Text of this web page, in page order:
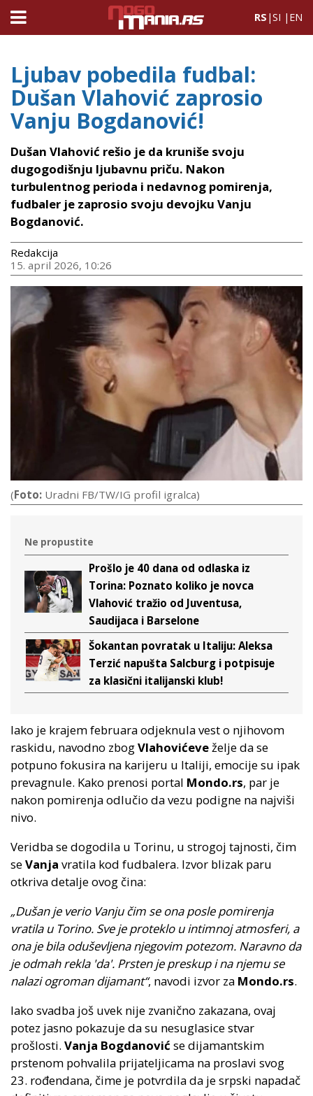
RS |SI | EN
Ljubav pobedila fudbal:
Dušan Vlahović zaprosio
Vanju Bogdanović!
Dušan Vlahović rešio je da kruniše svoju
dugogodišnju ljubavnu priču. Nakon
turbulentnog perioda i nedavnog pomirenja,
fudbaler je zaprosio svoju devojku Vanju
Bogdanović.
Redakcija
15. april 2026, 10:26
(Foto: Uradni FB/TW/IG profil igralca)
Ne propustite
Prošlo je 40 dana od odlaska iz
Torina: Poznato koliko je novca
Vlahović tražio od Juventusa,
Saudijaca i Barselone
Šokantan povratak u Italiju: Aleksa
Terzić napušta Salcburg i potpisuje
za klasični italijanski klub!
Iako je krajem februara odjeknula vest o njihovom
raskidu, navodno zbogVlahovićeveželje da se
potpuno fokusira na karijeru u Italiji, emocije su ipak
prevagnule. Kako prenosi portal Mondo.rs, par je
nakon pomirenja odlučio da vezu podigne na najviši
nivo.
Veridba se dogodila u Torinu, u strogoj tajnosti, čim
seVanja vratila kod fudbalera. Izvor blizak paru
otkriva detalje ovog čina:
„Dušan je verio Vanju čim se ona posle pomirenja
vratila u Torino. Sve je proteklo u intimnoj atmosferi, a
ona je bila oduševljena njegovim potezom. Naravno da
je odmah rekla 'da'. Prsten je preskup i na njemu se
nalazi ogroman dijamant“, navodi izvor za Mondo.rs.
Iako svadba još uvek nije zvanično zakazana, ovaj
potez jasno pokazuje da su nesuglasice stvar
prošlosti. Vanja Bogdanović se dijamantskim
prstenom pohvalila prijateljicama na proslavi svog
23. rođendana, čime je potvrdila da je srpski napadač